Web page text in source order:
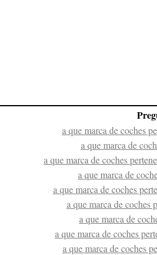
a que marca de coches
a que marca de
a que marca de coches
a que marca de
a que marca de coches
a que marca de coches
a que marca de
a que marca de coches
a que marca de coches